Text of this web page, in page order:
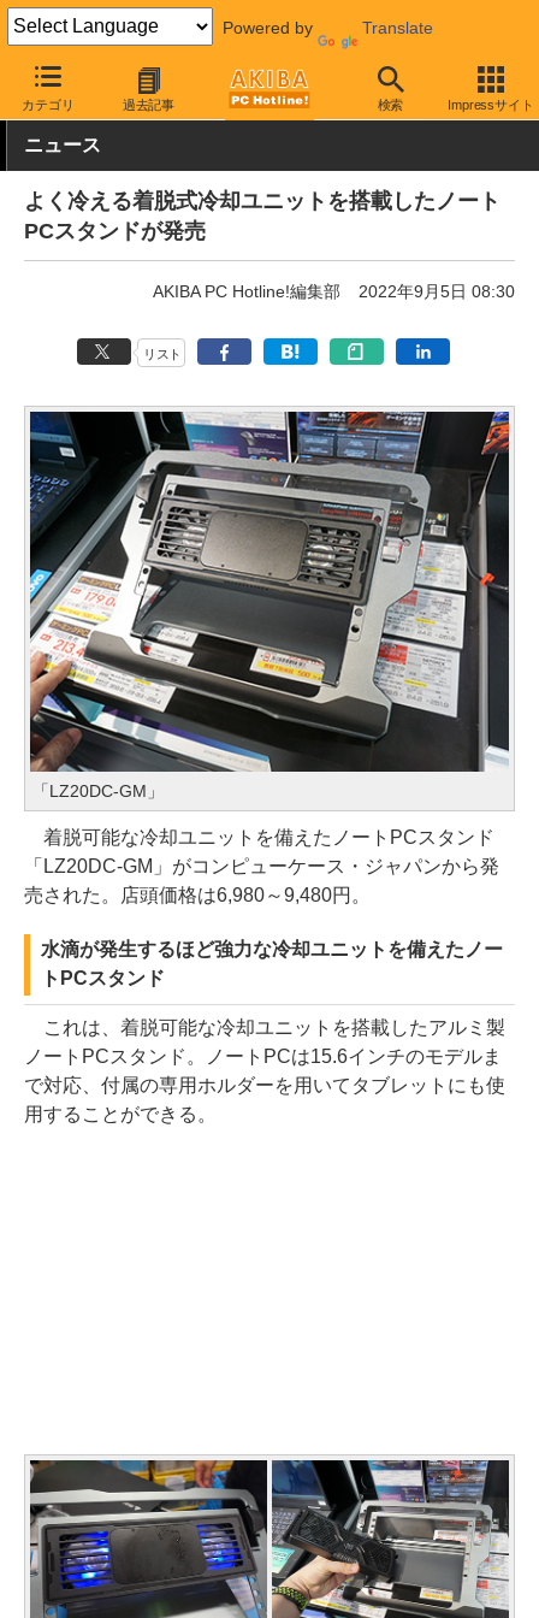
Powered by Translate
カテゴリ 過去記事 検索 Impressサイト
AKIBA PC Hotline! PC周辺機器 ノートPC冷却台
ニュース
よく冷える着脱式冷却ユニットを搭載したノート
PCスタンドが発売
AKIBA PC Hotline!編集部 2022年9月5日 08:30
リスト
「LZ20DC-GM」
着脱可能な冷却ユニットを備えたノートPCスタンド
「LZ20DC-GM」がコンピューケース・ジャパンから発
売された。店頭価格は6,980～9,480円。
水滴が発生するほど強力な冷却ユニットを備えたノー
トPCスタンド
これは、着脱可能な冷却ユニットを搭載したアルミ製
ノートPCスタンド。ノートPCは15.6インチのモデルま
で対応、付属の専用ホルダーを用いてタブレットにも使
用することができる。